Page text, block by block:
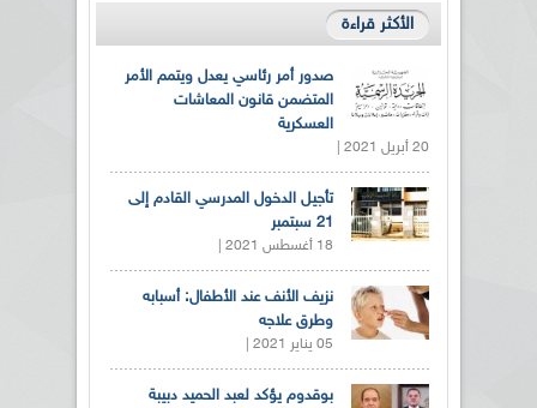
الأكثر قراءة
صدور أمر رئاسي يعدل ويتمم الأمر
المتضمن قانون المعاشات
العسكرية
20 أبريل 2021 |
تأجيل الدخول المدرسي القادم إلى
21 سبتمبر
18 أغسطس 2021 |
نزيف الأنف عند الأطفال: أسبابه
وطرق علاجه
05 يناير 2021 |
بوقدوم يؤكد لعبد الحميد دبيبة